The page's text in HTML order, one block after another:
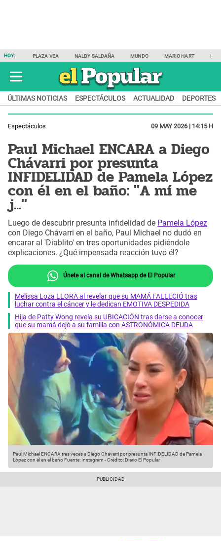
HOY: PLAZA VEA NALDY SALDAÑA MUNDO MARIO HART
ÚLTIMAS NOTICIAS ESPECTÁCULOS ACTUALIDAD DEPORTES
Espectáculos 09 MAY 2026 | 14:15 H
Paul Michael ENCARA a Diego
Chávarri por presunta
INFIDELIDAD de Pamela López
con él en el baño: "A mí me
j..."
Luego de descubrir presunta infidelidad de Pamela López
con Diego Chávarri en el baño, Paul Michael no dudó en
encarar al 'Diablito' en tres oportunidades pidiéndole
explicaciones. ¿Qué impensada reacción tuvo él?
Únete al canal de Whatsapp de El Popular
Melissa Loza LLORA al revelar que su MAMÁ FALLECIÓ tras
luchar contra el cáncer y le dedican EMOTIVA DESPEDIDA
Hija de Patty Wong revela su UBICACIÓN tras darse a conocer
que su mamá dejó a su familia con ASTRONÓMICA DEUDA
Paul Michael ENCARA tres veces a Diego Chávarri por presunta INFIDELIDAD de Pamela
López con él en el bañoFuente: Instagram -Crédito: Diario El Popular